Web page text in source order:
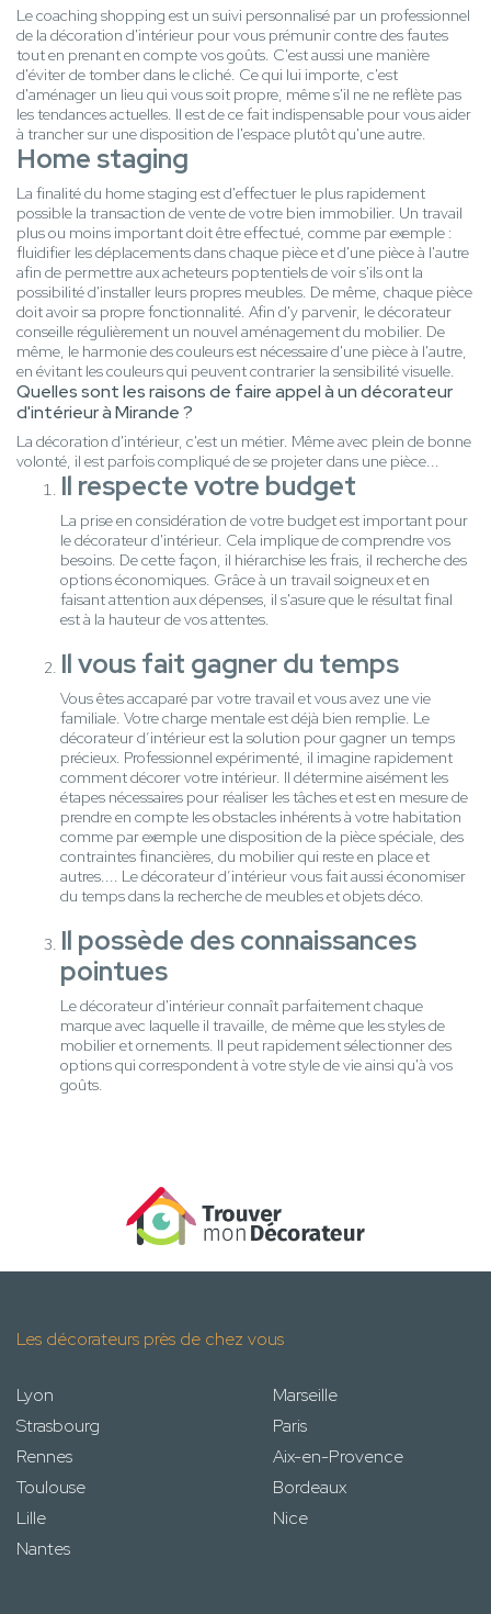
Le coaching shopping est un suivi personnalisé par un professionnel
de la décoration d'intérieur pour vous prémunir contre des fautes
tout en prenant en compte vos goûts. C'est aussi une manière
d'éviter de tomber dans le cliché. Ce qui lui importe, c'est
d'aménager un lieu qui vous soit propre, même s'il ne ne reflète pas
les tendances actuelles. Il est de ce fait indispensable pour vous aider
à trancher sur une disposition de l'espace plutôt qu'une autre.
Home staging
La finalité du home staging est d'effectuer le plus rapidement
possible la transaction de vente de votre bien immobilier. Un travail
plus ou moins important doit être effectué, comme par exemple :
fluidifier les déplacements dans chaque pièce et d'une pièce à l'autre
afin de permettre aux acheteurs poptentiels de voir s'ils ont la
possibilité d'installer leurs propres meubles. De même, chaque pièce
doit avoir sa propre fonctionnalité. Afin d'y parvenir, le décorateur
conseille régulièrement un nouvel aménagement du mobilier. De
même, le harmonie des couleurs est nécessaire d'une pièce à l'autre,
en évitant les couleurs qui peuvent contrarier la sensibilité visuelle.
Quelles sont les raisons de faire appel à un décorateur
d'intérieur à Mirande ?
La décoration d'intérieur, c'est un métier. Même avec plein de bonne
volonté, il est parfois compliqué de se projeter dans une pièce...
Il respecte votre budget
La prise en considération de votre budget est important pour
le décorateur d'intérieur. Cela implique de comprendre vos
besoins. De cette façon, il hiérarchise les frais, il recherche des
options économiques. Grâce à un travail soigneux et en
faisant attention aux dépenses, il s'asure que le résultat final
est à la hauteur de vos attentes.
Il vous fait gagner du temps
Vous êtes accaparé par votre travail et vous avez une vie
familiale. Votre charge mentale est déjà bien remplie. Le
décorateur d’intérieur est la solution pour gagner un temps
précieux. Professionnel expérimenté, il imagine rapidement
comment décorer votre intérieur. Il détermine aisément les
étapes nécessaires pour réaliser les tâches et est en mesure de
prendre en compte les obstacles inhérents à votre habitation
comme par exemple une disposition de la pièce spéciale, des
contraintes financières, du mobilier qui reste en place et
autres.... Le décorateur d’intérieur vous fait aussi économiser
du temps dans la recherche de meubles et objets déco.
Il possède des connaissances
pointues
Le décorateur d'intérieur connaît parfaitement chaque
marque avec laquelle il travaille, de même que les styles de
mobilier et ornements. Il peut rapidement sélectionner des
options qui correspondent à votre style de vie ainsi qu'à vos
goûts.
Les décorateurs près de chez vous
Lyon
Marseille
Strasbourg
Paris
Rennes
Aix-en-Provence
Toulouse
Bordeaux
Lille
Nice
Nantes